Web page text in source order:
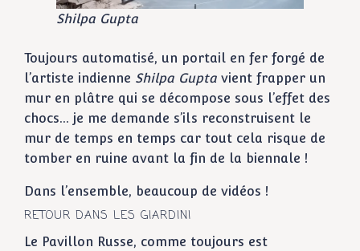
Shilpa Gupta
Toujours automatisé, un portail en fer forgé de
l’artiste indienne Shilpa Gupta vient frapper un
mur en plâtre qui se décompose sous l’effet des
chocs… je me demande s’ils reconstruisent le
mur de temps en temps car tout cela risque de
tomber en ruine avant la fin de la biennale !
Dans l’ensemble, beaucoup de vidéos !
RETOUR DANS LES GIARDINI
Le Pavillon Russe, comme toujours est